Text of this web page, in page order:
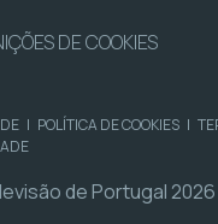
DE COOKIES
| POLÍTICA DE COOKIES |
de Portugal 2026